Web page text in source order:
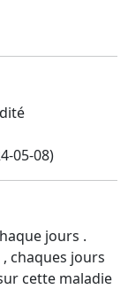
05-08)
jours .
chaques jours
cette maladie